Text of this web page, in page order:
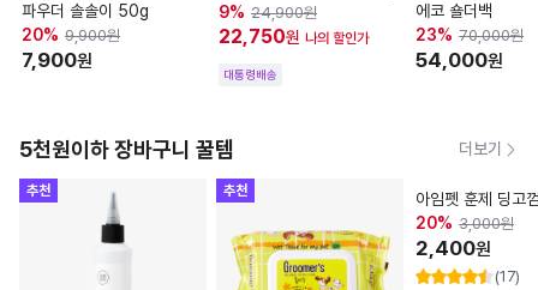
파우더 솔솔이 50g
20% 9,900원
7,900원
9% 24,900원
22,750원 나의 할인가
대통령배송
에코 숄더백
23% 70,000원
54,000원